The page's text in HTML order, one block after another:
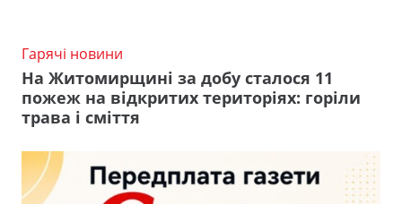
Гарячі новини
На Житомирщині за добу сталося 11
пожеж на відкритих територіях: горіли
трава і сміття